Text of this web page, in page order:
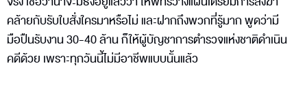
คล้ายกับรับใบสั่งใครมาหรือไม่ และฝากถึงพวกที่รู้มาก พูดว่ามี
มือปืนรับงาน 30-40 ล้าน ก็ให้ผู้บัญชาการตำรวจแห่งชาติดำเนิน
คดีด้วย เพราะทุกวันนี้ไม่มีอาชีพแบบนั้นแล้ว